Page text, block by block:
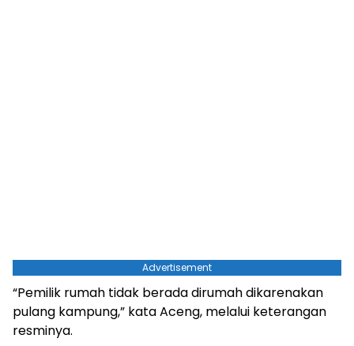
Advertisement
“Pemilik rumah tidak berada dirumah dikarenakan
pulang kampung,” kata Aceng, melalui keterangan
resminya.